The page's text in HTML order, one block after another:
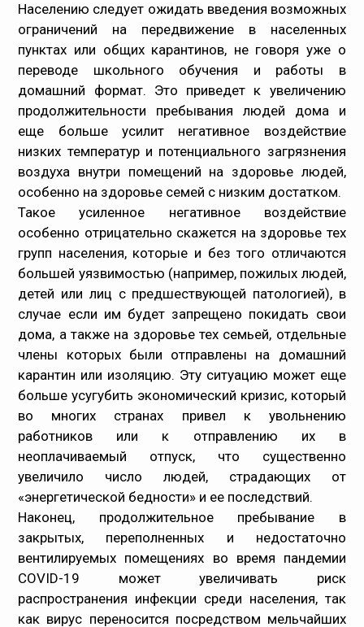
Населению следует ожидать введения возможных
ограничений на передвижение в населенных
пунктах или общих карантинов, не говоря уже о
переводе школьного обучения и работы в
домашний формат. Это приведет к увеличению
продолжительности пребывания людей дома и
еще больше усилит негативное воздействие
низких температур и потенциального загрязнения
воздуха внутри помещений на здоровье людей,
особенно на здоровье семей с низким достатком.
Такое усиленное негативное воздействие
особенно отрицательно скажется на здоровье тех
групп населения, которые и без того отличаются
большей уязвимостью (например, пожилых людей,
детей или лиц с предшествующей патологией), в
случае если им будет запрещено покидать свои
дома, а также на здоровье тех семьей, отдельные
члены которых были отправлены на домашний
карантин или изоляцию. Эту ситуацию может еще
больше усугубить экономический кризис, который
во многих странах привел к увольнению
работников или к отправлению их в
неоплачиваемый отпуск, что существенно
увеличило число людей, страдающих от
«энергетической бедности» и ее последствий.
Наконец, продолжительное пребывание в
закрытых, переполненных и недостаточно
вентилируемых помещениях во время пандемии
COVID-19 может увеличивать риск
распространения инфекции среди населения, так
как вирус переносится посредством мельчайших